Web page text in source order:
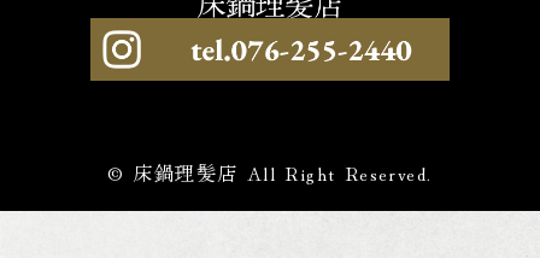
© 床鍋理髪店 All Right Reserved.